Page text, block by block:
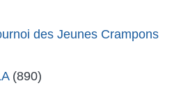
des Jeunes Crampons
(890)